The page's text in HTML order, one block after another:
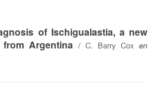
of Ischigualastia, a new
Argentina / C. Barry Cox en